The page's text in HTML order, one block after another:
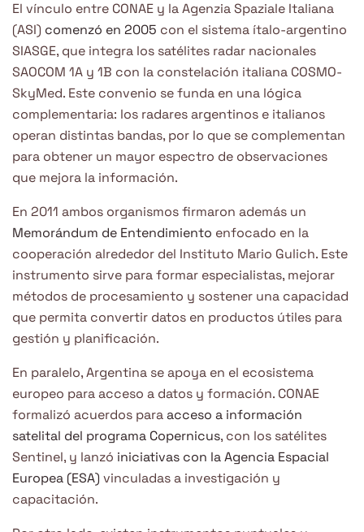
El vínculo entre CONAE y la Agenzia Spaziale Italiana
(ASI) comenzó en 2005 con el sistema ítalo-argentino
SIASGE, que integra los satélites radar nacionales
SAOCOM 1A y 1B con la constelación italiana COSMO-
SkyMed. Este convenio se funda en una lógica
complementaria: los radares argentinos e italianos
operan distintas bandas, por lo que se complementan
para obtener un mayor espectro de observaciones
que mejora la información.
En 2011 ambos organismos firmaron además un
Memorándum de Entendimiento enfocado en la
cooperación alrededor del Instituto Mario Gulich. Este
instrumento sirve para formar especialistas, mejorar
métodos de procesamiento y sostener una capacidad
que permita convertir datos en productos útiles para
gestión y planificación.
En paralelo, Argentina se apoya en el ecosistema
europeo para acceso a datos y formación. CONAE
formalizó acuerdos paraacceso a información
satelital del programa Copernicus, con los satélites
Sentinel, y lanzó iniciativas con la Agencia Espacial
Europea (ESA) vinculadas a investigación y
capacitación.